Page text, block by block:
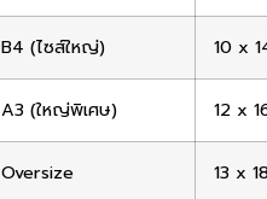
B4 (ไซส์ใหญ่) 10 x
A3 (ใหญ่พิเศษ) 12 x
Oversize 13 x